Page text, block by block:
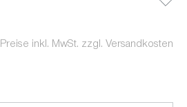
Preise inkl. MwSt. zzgl. Versandkosten